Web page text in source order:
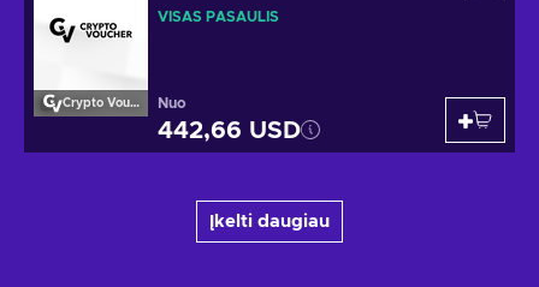
Crypto Voucher
VISAS PASAULIS
Nuo
442,66 USD
Įkelti daugiau